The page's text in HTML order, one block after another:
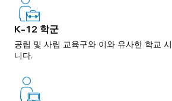
K–12 학군
공립 및 사립 교육구와 이와 유사한 학교
니다.